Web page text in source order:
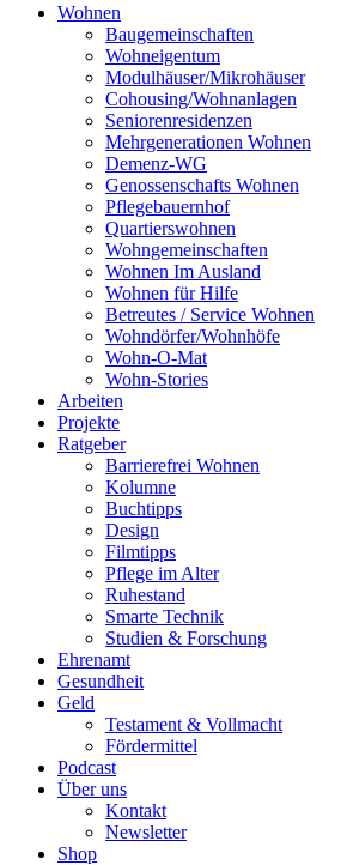
Wohnen
Baugemeinschaften
Wohneigentum
Modulhäuser/Mikrohäuser
Cohousing/Wohnanlagen
Seniorenresidenzen
Mehrgenerationen Wohnen
Demenz-WG
Genossenschafts Wohnen
Pflegebauernhof
Quartierswohnen
Wohngemeinschaften
Wohnen Im Ausland
Wohnen für Hilfe
Betreutes / Service Wohnen
Wohndörfer/Wohnhöfe
Wohn-O-Mat
Wohn-Stories
Arbeiten
Projekte
Ratgeber
Barrierefrei Wohnen
Kolumne
Buchtipps
Design
Filmtipps
Pflege im Alter
Ruhestand
Smarte Technik
Studien & Forschung
Ehrenamt
Gesundheit
Geld
Testament & Vollmacht
Fördermittel
Podcast
Über uns
Kontakt
Newsletter
Shop